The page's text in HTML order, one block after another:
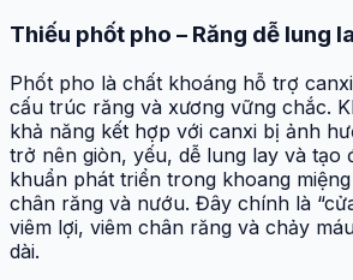
Thiếu phốt pho – Răng dễ lung
Phốt pho là chất khoáng hỗ trợ
cấu trúc răng và xương vững chắc.
khả năng kết hợp với canxi bị ảnh
trở nên giòn, yếu, dễ lung lay và tạo
khuẩn phát triển trong khoang
chân răng và nướu. Đây chính là
viêm lợi, viêm chân răng và chảy
dài.